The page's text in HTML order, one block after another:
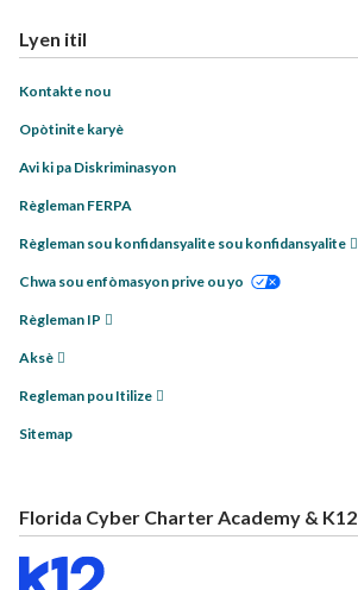
Lyen itil
Kontakte nou
Opòtinite karyè
Avi ki pa Diskriminasyon
Règleman FERPA
Règleman sou konfidansyalite sou konfidansyalite
Chwa sou enfòmasyon prive ou yo
Règleman IP
Aksè
Regleman pou Itilize
Sitemap
Florida Cyber Charter Academy & K12